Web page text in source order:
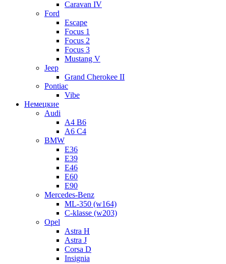
Caravan IV
Ford
Escape
Focus 1
Focus 2
Focus 3
Mustang V
Jeep
Grand Cherokee II
Pontiac
Vibe
Немецкие
Audi
A4 B6
A6 C4
BMW
E36
E39
E46
E60
E90
Mercedes-Benz
ML-350 (w164)
C-klasse (w203)
Opel
Astra H
Astra J
Corsa D
Insignia